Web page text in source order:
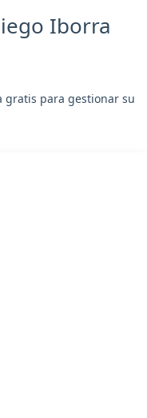
Iborra
gratis para gestionar su